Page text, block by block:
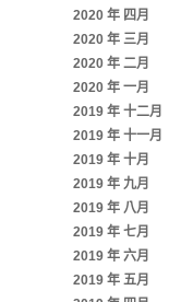
2020 年 四月
2020 年 三月
2020 年 二月
2020 年 一月
2019 年 十二月
2019 年 十一月
2019 年 十月
2019 年 九月
2019 年 八月
2019 年 七月
2019 年 六月
2019 年 五月